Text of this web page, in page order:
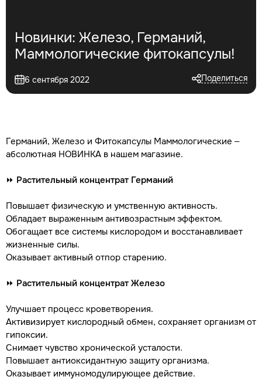
Новинки: Железо, Германий,
Маммологические фитокапсулы!
6 сентября 2022 Поделиться
Германий, Железо и Фитокапсулы Маммологические –
абсолютная НОВИНКА в нашем магазине.
⏩ Растительный концентрат Германий
Повышает физическую и умственную активность.
Обладает выраженным антивозрастным эффектом.
Обогащает все системы кислородом и восстанавливает
жизненные силы.
Оказывает активный отпор старению.
⏩ Растительный концентрат Железо
Улучшает процесс кроветворения.
Активизирует кислородный обмен, сохраняет организм от
гипоксии.
Снимает чувство хронической усталости.
Повышает антиоксидантную защиту организма.
Оказывает иммуномодулирующее действие.